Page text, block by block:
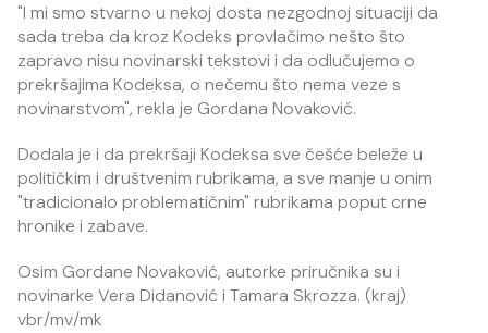
"I mi smo stvarno u nekoj dosta nezgodnoj situaciji da
sada treba da kroz Kodeks provlačimo nešto što
zapravo nisu novinarski tekstovi i da odlučujemo o
prekršajima Kodeksa, o nečemu što nema veze s
novinarstvom", rekla je Gordana Novaković.
Dodala je i da prekršaji Kodeksa sve češće beleže u
političkim i društvenim rubrikama, a sve manje u onim
"tradicionalo problematičnim" rubrikama poput crne
hronike i zabave.
Osim Gordane Novaković, autorke priručnika su i
novinarke Vera Didanović i Tamara Skrozza. (kraj)
vbr/mv/mk